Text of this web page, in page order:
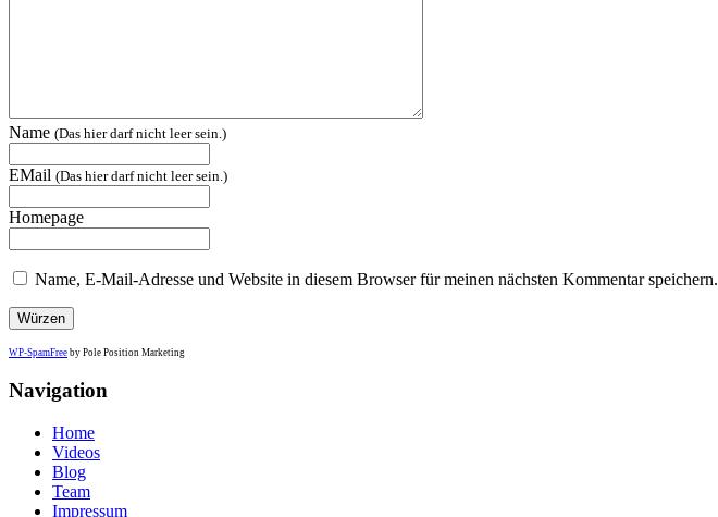
Name (Das hier darf nicht leer sein.)
EMail (Das hier darf nicht leer sein.)
Homepage
Name, E-Mail-Adresse und Website in diesem Browser für meinen nächsten Kommentar speichern.
WP-SpamFree by Pole Position Marketing
Navigation
Home
Videos
Blog
Team
Impressum